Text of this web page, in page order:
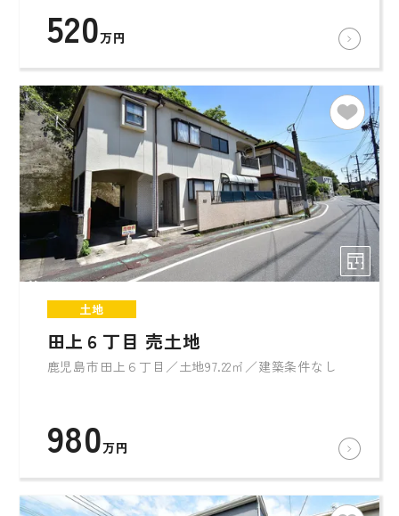
520万円
土地
田上６丁目 売土地
鹿児島市田上６丁目／土地97.22㎡／建築条件なし
980万円